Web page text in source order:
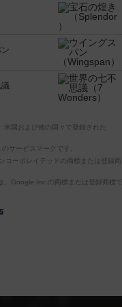
国および他の国々で登録された
サービスマークです。
コーポレイテッドの商標または登録商
、Google Inc.の商標または登録商標で